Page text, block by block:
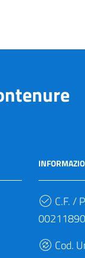
C.F. /
Cod.